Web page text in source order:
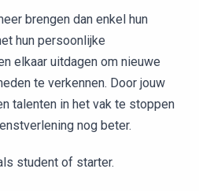
brengen dan enkel hun
hun persoonlijke
elkaar uitdagen om nieuwe
te verkennen. Door jouw
talenten in het vak te stoppen
nog beter.
student of starter.